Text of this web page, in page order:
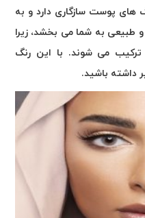
های پوست سازگاری دارد و به
طبیعی به شما می بخشد، زیرا
می شوند. با این رنگ
داشته باشید.